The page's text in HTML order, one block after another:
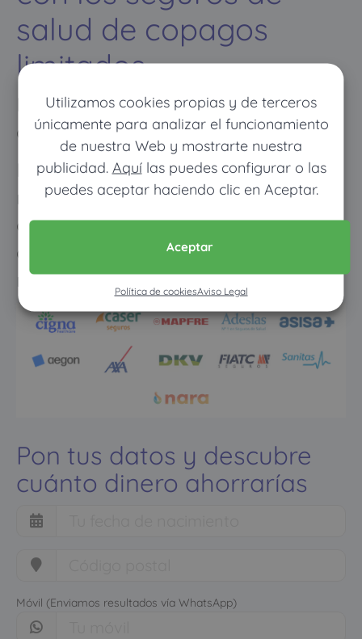
Utilizamos cookies propias y de terceros
únicamente para analizar el funcionamiento
de nuestra Web y mostrarte nuestra
publicidad. Aquílas puedes configurar o las
puedes aceptar haciendo clic en Aceptar.
Aceptar
Política de cookiesAviso Legal
salud de copagos
limitados
Descubre cómo ahorrar hasta 600€
al año en tu seguro de salud
Los meses que vayas poco al
médico pagarás muy poco, y
cuando vayas mucho pagarás
como con un seguro médico
normal
Pon tus datos y descubre
cuánto dinero ahorrarías
Móvil (Enviamos resultados vía WhatsApp)